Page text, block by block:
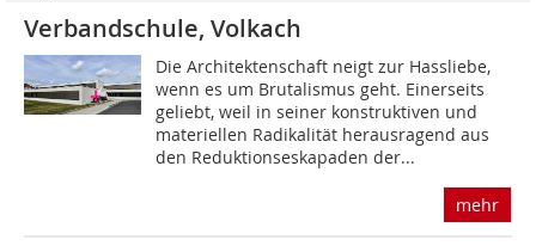
Verbandschule, Volkach
Die Architektenschaft neigt zur Hassliebe,
wenn es um Brutalismus geht. Einerseits
geliebt, weil in seiner konstruktiven und
materiellen Radikalität herausragend aus
den Reduktionseskapaden der...
mehr